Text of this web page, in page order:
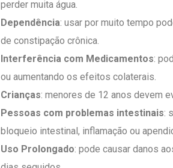
perder muita água.
Dependência: usar por muito tempo
de constipação crônica.
Interferência com Medicamentos:
ou aumentando os efeitos colaterais.
Crianças: menores de 12 anos devem
Pessoas com problemas intestinais:
bloqueio intestinal, inflamação ou
Uso Prolongado: pode causar danos